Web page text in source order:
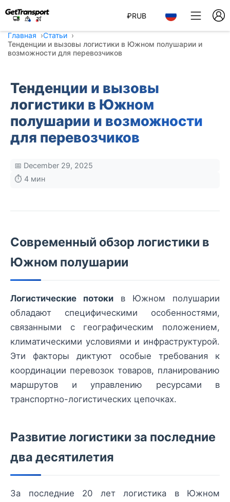
₽RUB
Главная
Статьи
Тенденции и вызовы логистики в Южном полушарии и
возможности для перевозчиков
Тенденции и вызовы
логистики в Южном
полушарии и возможности
для перевозчиков
📅 December 29, 2025
⏱️ 4 мин
Современный обзор логистики в
Южном полушарии
Логистические потоки в Южном полушарии
обладают специфическими особенностями,
связанными с географическим положением,
климатическими условиями и инфраструктурой.
Эти факторы диктуют особые требования к
координации перевозок товаров, планированию
маршрутов и управлению ресурсами в
транспортно-логистических цепочках.
Развитие логистики за последние
два десятилетия
За последние 20 лет логистика в Южном